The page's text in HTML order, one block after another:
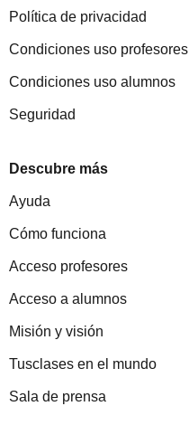
Política de privacidad
Condiciones uso profesores
Condiciones uso alumnos
Seguridad
Descubre más
Ayuda
Cómo funciona
Acceso profesores
Acceso a alumnos
Misión y visión
Tusclases en el mundo
Sala de prensa